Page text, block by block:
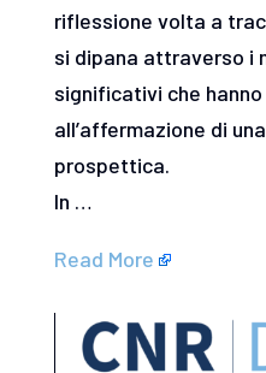
riflessione volta a
si dipana attraverso i
significativi che
all’affermazione di
prospettica.
In …
Read More